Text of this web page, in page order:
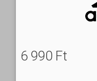
6 990 Ft‎